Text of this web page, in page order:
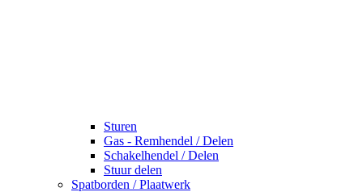
Sturen
Gas - Remhendel / Delen
Schakelhendel / Delen
Stuur delen
Spatborden / Plaatwerk